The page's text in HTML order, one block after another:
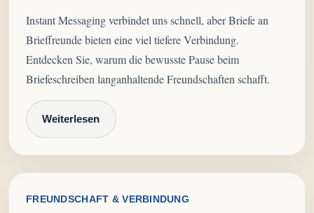
Instant Messaging verbindet uns schnell, aber Briefe an
Brieffreunde bieten eine viel tiefere Verbindung.
Entdecken Sie, warum die bewusste Pause beim
Briefeschreiben langanhaltende Freundschaften schafft.
Weiterlesen
FREUNDSCHAFT & VERBINDUNG